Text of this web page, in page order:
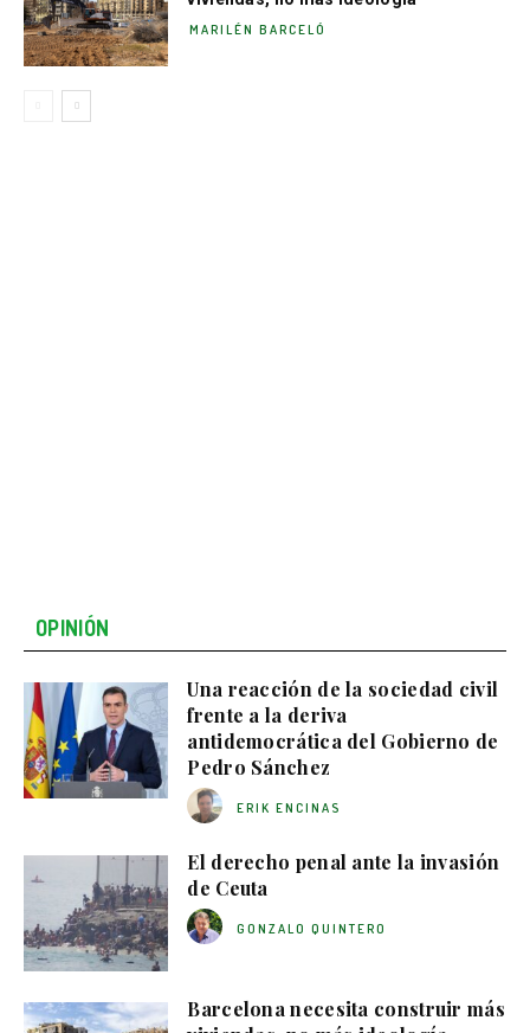
MARILÉN BARCELÓ
OPINIÓN
Una reacción de la sociedad civil
frente a la deriva
antidemocrática del Gobierno de
Pedro Sánchez
ERIK ENCINAS
El derecho penal ante la invasión
de Ceuta
GONZALO QUINTERO
Barcelona necesita construir más